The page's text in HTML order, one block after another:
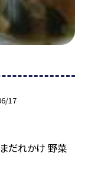
17
だれかけ 野菜